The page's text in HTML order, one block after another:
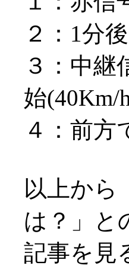
２：1分
３：中継
始(40Km/
４：前方
以上から
は？」と
記事を見